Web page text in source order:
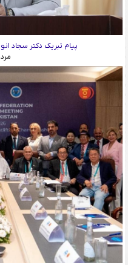
پیام تبریک دکتر سجاد
مرداد